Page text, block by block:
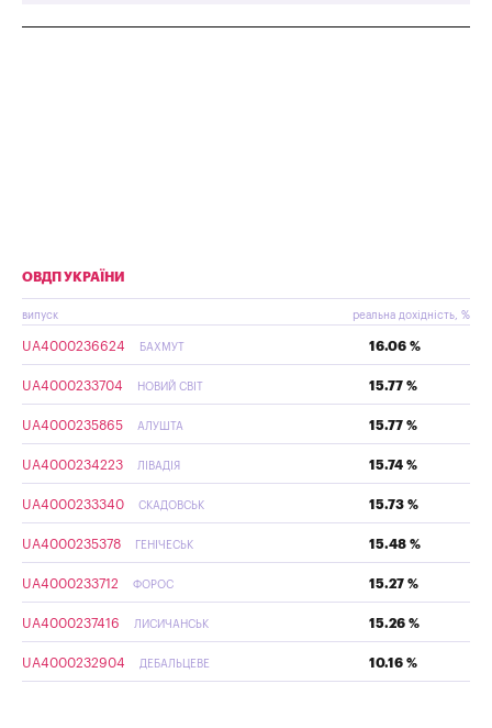
ОВДП УКРАЇНИ
випуск реальна дохідність, %
UA4000236624 БАХМУТ 16.06 %
UA4000233704 НОВИЙ СВІТ 15.77 %
UA4000235865 АЛУШТА 15.77 %
UA4000234223 ЛІВАДІЯ 15.74 %
UA4000233340 СКАДОВСЬК 15.73 %
UA4000235378 ГЕНІЧЕСЬК 15.48 %
UA4000233712 ФОРОС 15.27 %
UA4000237416 ЛИСИЧАНСЬК 15.26 %
UA4000232904 ДЕБАЛЬЦЕВЕ 10.16 %